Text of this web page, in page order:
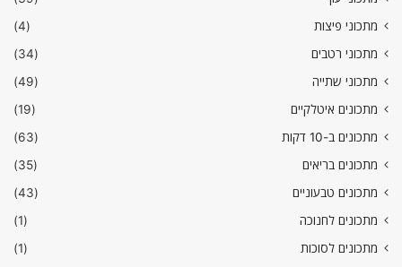
מתכוני פיצות
(4)
מתכוני רטבים
(34)
מתכוני שתייה
(49)
מתכונים איטלקיים
(19)
מתכונים ב-10 דקות
(63)
מתכונים בריאים
(35)
מתכונים טבעוניים
(43)
מתכונים לחנוכה
(1)
מתכונים לסוכות
(1)